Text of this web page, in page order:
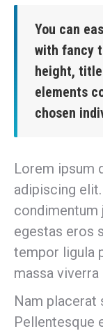
You can
with fancy
height,
elements
chosen
Lorem ipsum
adipiscing
condimentum
egestas eros
tempor ligula
massa viverra
Nam placerat
Pellentesque